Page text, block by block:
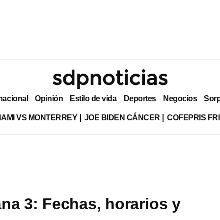
Opinión Estilo de vida Deportes Negocios
VS MONTERREY JOE BIDEN CÁNCER COFEPRIS
3: Fechas, horarios y